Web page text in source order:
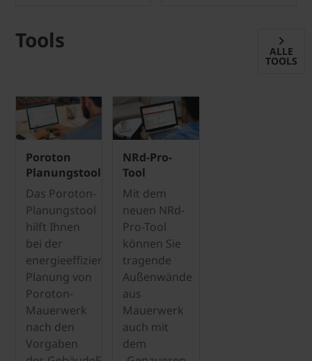
Tools ALLE
TOOLS
Poroton
Planungstool
Das Poroton-
Planungstool
hilft Ihnen
bei der
energieeffizienten
Planung von
Poroton-
Mauerwerk
nach den
Vorgaben
NRd-Pro-
Tool
Mit dem
neuen NRd-
Pro-Tool
können Sie
tragende
Außenwände
aus
Mauerwerk
auch mit
dem